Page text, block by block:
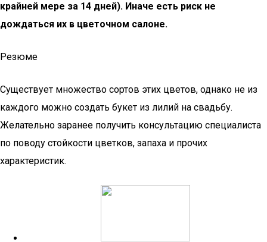
крайней мере за 14 дней). Иначе есть риск не
дождаться их в цветочном салоне.
Резюме
Существует множество сортов этих цветов, однако не из
каждого можно создать букет из лилий на свадьбу.
Желательно заранее получить консультацию специалиста
по поводу стойкости цветков, запаха и прочих
характеристик.